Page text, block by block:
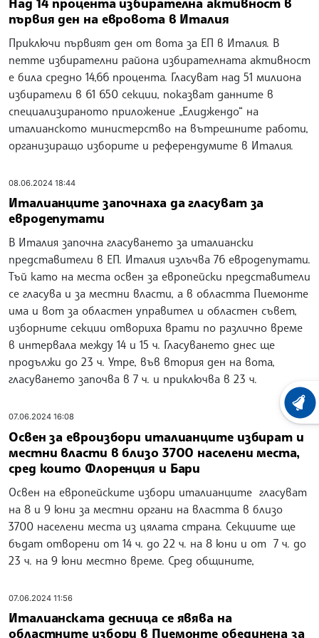
първия ден на евровота в Италия
Приключи първият ден от вота за ЕП в Италия. В
петте избирателни района избирателната активност
е била средно 14,66 процента. Гласуват над 51 милиона
избиратели в 61 650 секции, показват данните в
специализираното приложение „Елиджендо“ на
италианското министерство на вътрешните работи,
организиращо изборите и референдумите в Италия.
08.06.2024 18:44
Италианците започнаха да гласуват за
евродепутати
В Италия започна гласуването за италиански
представители в ЕП. Италия излъчва 76 евродепутати.
Тъй като на места освен за европейски представители
се гласува и за местни власти, а в областта Пиемонте
има и вот за областен управител и областен съвет,
изборните секции отвориха врати по различно време
в интервала между 14 и 15 ч. Гласуването днес ще
продължи до 23 ч. Утре, във втория ден на вота,
гласуването започва в 7 ч. и приключва в 23 ч.
07.06.2024 16:08
Освен за евроизбори италианците избират и
местни власти в близо 3700 населени места,
сред които Флоренция и Бари
Освен на европейските избори италианците гласуват
на 8 и 9 юни за местни органи на властта в близо
3700 населени места из цялата страна. Секциите ще
бъдат отворени от 14 ч. до 22 ч. на 8 юни и от 7 ч. до
23 ч. на 9 юни местно време. Сред общините,
07.06.2024 11:56
Италианската десница се явява на
областните избори в Пиемонте обединена за